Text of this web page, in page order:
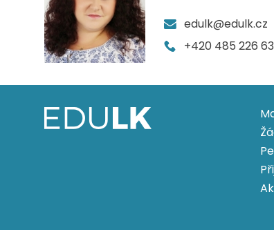
edulk@edulk.cz
+420 485 226